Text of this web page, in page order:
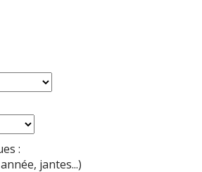
:
jantes...)